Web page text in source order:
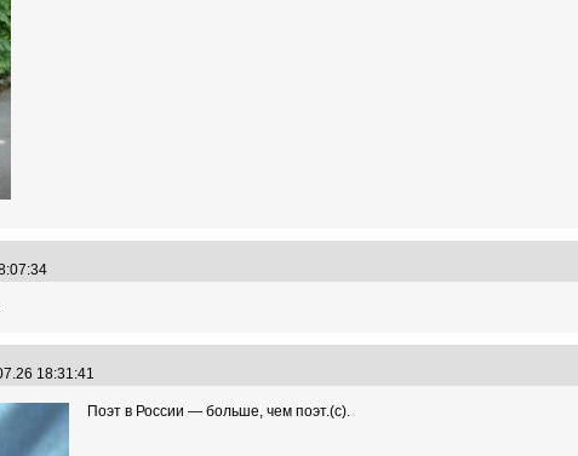
18:31:41
Поэт в России — больше, чем поэт.(с).